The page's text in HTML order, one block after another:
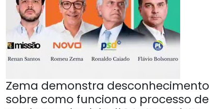
Zema demonstra desconhecimento
sobre como funciona o processo de